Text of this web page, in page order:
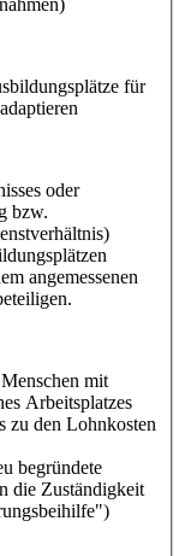
für
oder
bzw.
angemessenen
mit
Arbeitsplatzes
zu den Lohnkosten
begründete
die Zuständigkeit